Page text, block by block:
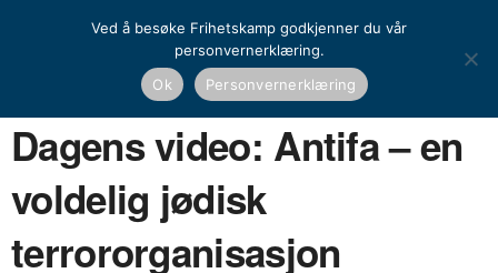
Dagens video: Antifa – en voldelig jødisk terrororganisasjon
Dagens video: Antifa – en
voldelig jødisk
terrororganisasjon
Ved å besøke Frihetskamp godkjenner du vår
personvernerklæring.
Ok
Personvernerklæring